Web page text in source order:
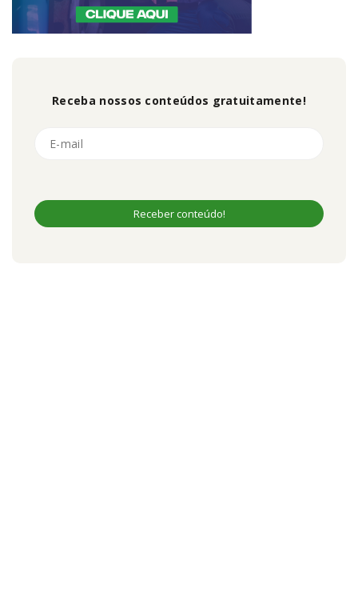
Receba nossos conteúdos gratuitamente!